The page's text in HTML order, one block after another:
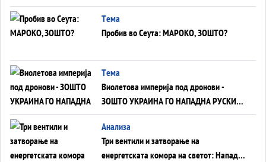
Германија до Црното Море...
Tема
Пробив во Сеута: МАРОКО, ЗОШТО?
Tема
Виолетова империја под дронови -
ЗОШТО УКРАИНА ГО НАПАДНА РУСКИОТ
WILDBERRIES
Aнализа
Три вентили и затворање на
енергетската комора на светот: Нападот